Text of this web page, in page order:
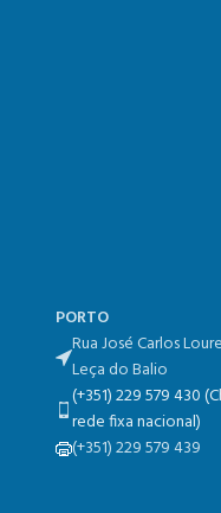
PORTO
Rua José Carlos
Leça do Balio
(+351) 229 579 430
rede fixa nacional)
(+351) 229 579 439